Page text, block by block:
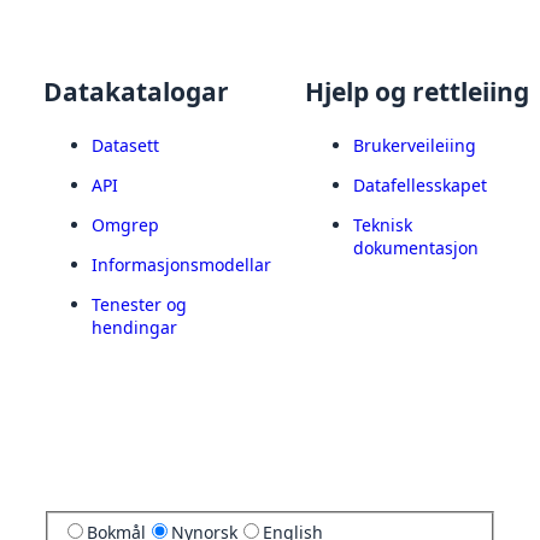
Datakatalogar
Datasett
API
Omgrep
Informasjonsmodellar
Tenester og
hendingar
Hjelp og rettleiing
Brukerveileiing
Datafellesskapet
Teknisk
dokumentasjon
Bokmål Nynorsk English